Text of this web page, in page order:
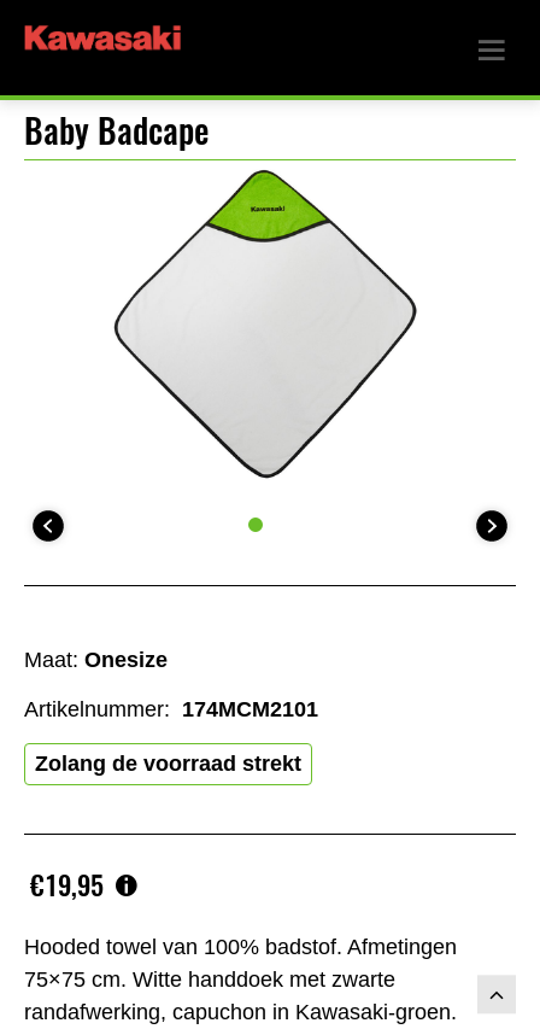
Baby Badcape
Hooded towel van 100% badstof. Afmetingen
75×75 cm. Witte handdoek met zwarte
randafwerking, capuchon in Kawasaki-groen.
€19,95
Maat: Onesize
Zolang de voorraad strekt
Artikelnummer: 174MCM2101